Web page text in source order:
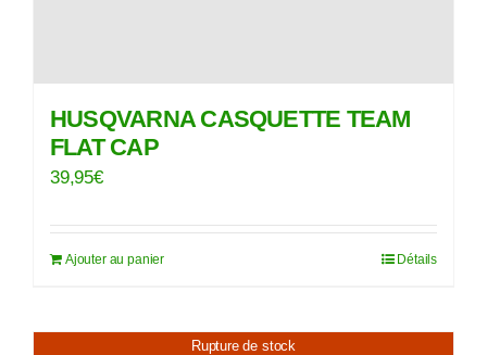
HUSQVARNA CASQUETTE TEAM
FLAT CAP
39,95€
Ajouter au panier Détails
Rupture de stock